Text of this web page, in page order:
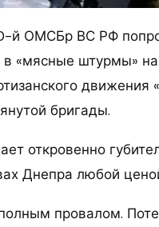
й ОМСБр ВС РФ
в «мясные штурмы»
движения
бригады.
откровенно
Днепра любой
провалом.